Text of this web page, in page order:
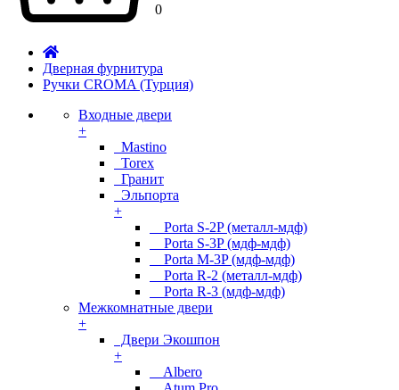
0
Дверная фурнитура
Ручки CROMA (Турция)
Входные двери
+
Mastino
Torex
Гранит
Эльпорта
+
Porta S-2P (металл-мдф)
Porta S-3P (мдф-мдф)
Porta M-3P (мдф-мдф)
Porta R-2 (металл-мдф)
Porta R-3 (мдф-мдф)
Межкомнатные двери
+
Двери Экошпон
+
Albero